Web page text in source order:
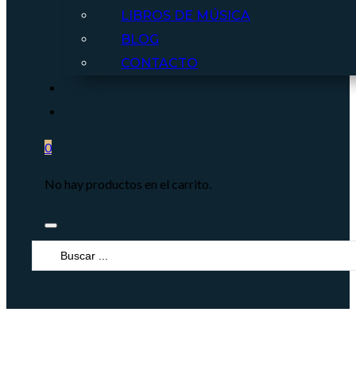
LIBROS DE MÚSICA
BLOG
CONTACTO
0
No hay productos en el carrito.
Search
...